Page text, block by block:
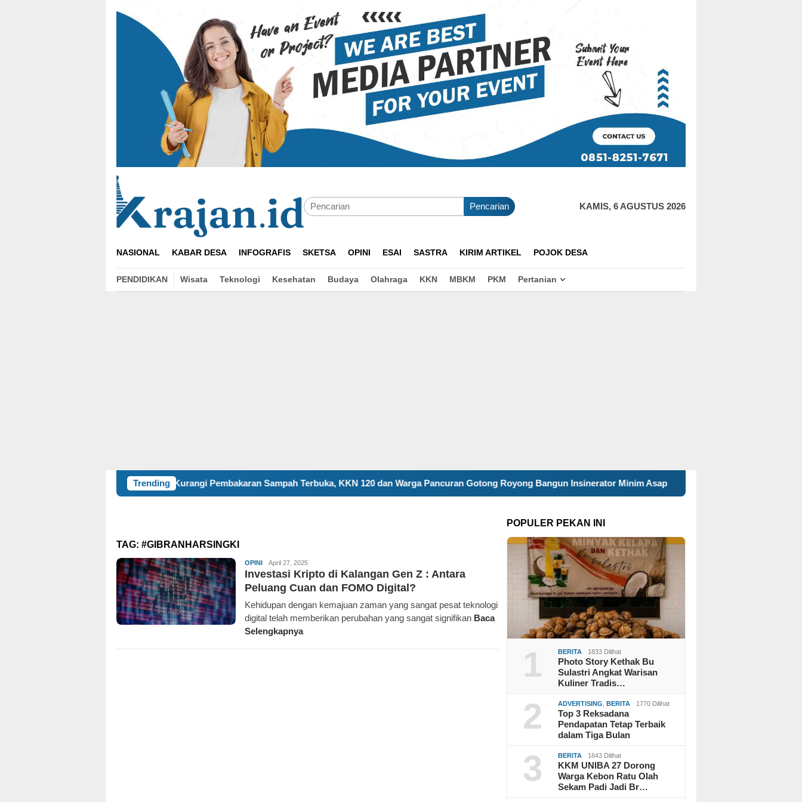
Pencarian KAMIS, 6 AGUSTUS 2026
NASIONAL KABAR DESA INFOGRAFIS SKETSA OPINI ESAI SASTRA KIRIM ARTIKEL POJOK DESA
PENDIDIKAN Wisata Teknologi Kesehatan Budaya Olahraga KKN MBKM PKM Pertanian
Trending
Kurangi Pembakaran Sampah Terbuka, KKN 120 dan Warga Pancuran Gotong Royong Bangun Insinerator Minim Asap Mahasiswa KKN 29 UINSA Perbarui
TAG: #GIBRANHARSINGKI
OPINIKrajan.id
April 27, 2025
Investasi Kripto di Kalangan Gen Z : Antara
Peluang Cuan dan FOMO Digital?
Kehidupan dengan kemajuan zaman yang sangat pesat teknologi
digital telah memberikan perubahan yang sangat signifikan Baca
Selengkapnya
POPULER PEKAN INI
1 BERITA 1833 Dilihat
Photo Story Kethak Bu
Sulastri Angkat Warisan
Kuliner Tradis…
2 ADVERTISING ,BERITA 1770 Dilihat
Top 3 Reksadana
Pendapatan Tetap Terbaik
dalam Tiga Bulan
3 BERITA 1643 Dilihat
KKM UNIBA 27 Dorong
Warga Kebon Ratu Olah
Sekam Padi Jadi Br…